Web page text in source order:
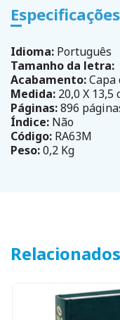
Especificações
Idioma: Português
Tamanho da letra:
Acabamento:Capa
Medida: 20,0 X 13,5
Páginas:896
Índice: Não
Código: RA63M
Peso:0,2 Kg
Relacionados